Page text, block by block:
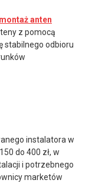
anten
z pomocą
stabilnego odbioru
instalatora w
do 400 zł, w
i potrzebnego
marketów